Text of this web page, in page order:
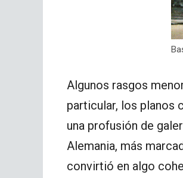
Algunos rasgos
particular, los planos
una profusión de
Alemania, más
convirtió en algo